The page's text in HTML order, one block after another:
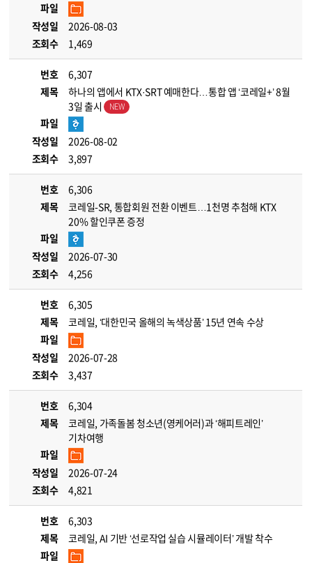
파일
작성일
2026-08-03
조회수
1,469
번호
6,307
제목
하나의 앱에서 KTX·SRT 예매한다…통합 앱 ‘코레일+’ 8월
3일 출시
파일
작성일
2026-08-02
조회수
3,897
번호
6,306
제목
코레일-SR, 통합회원 전환 이벤트…1천명 추첨해 KTX
20% 할인쿠폰 증정
파일
작성일
2026-07-30
조회수
4,256
번호
6,305
제목
코레일, ‘대한민국 올해의 녹색상품’ 15년 연속 수상
파일
작성일
2026-07-28
조회수
3,437
번호
6,304
제목
코레일, 가족돌봄 청소년(영케어러)과 ‘해피트레인’
기차여행
파일
작성일
2026-07-24
조회수
4,821
번호
6,303
제목
코레일, AI 기반 ‘선로작업 실습 시뮬레이터’ 개발 착수
파일